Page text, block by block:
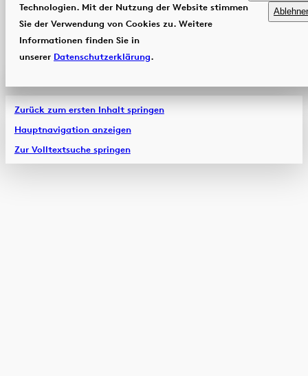
Technologien. Mit der Nutzung der Website stimmen
Sie der Verwendung von Cookies zu. Weitere
Informationen finden Sie in
unserer Datenschutzerklärung.
Zurück zum ersten Inhalt springen
Hauptnavigation anzeigen
Zur Volltextsuche springen